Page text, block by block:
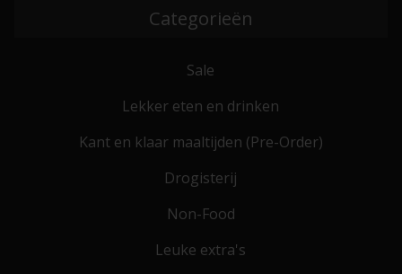
Categorieën
Sale
Lekker eten en drinken
Kant en klaar maaltijden (Pre-Order)
Drogisterij
Non-Food
Leuke extra's